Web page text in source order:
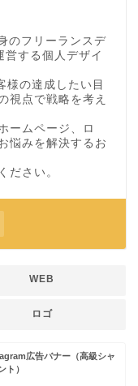
のフリーランスデ
する個人デザイ
の達成したい目
視点で戦略を考え
ームページ、ロ
悩みを解決するお
ださい。
WEB
ロゴ
広告バナー（高級シャ
ト）